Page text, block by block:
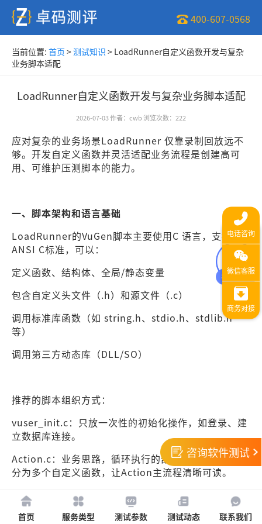
400-607-0568
当前位置: 首页 >测试知识 > LoadRunner自定义函数开发与复杂
业务脚本适配
LoadRunner自定义函数开发与复杂业务脚本适配
2026-07-03作者： cwb 浏览次数： 222
应对复杂的业务场景LoadRunner 仅靠录制回放远不
够。开发自定义函数并灵活适配业务流程是创建高可
用、可维护压测脚本的能力。
一、脚本架构和语言基础
LoadRunner的VuGen脚本主要使用C 语言，支持
ANSI C标准，可以：
定义函数、结构体、全局/静态变量
包含自定义头文件（.h）和源文件（.c）
调用标准库函数（如 string.h、stdio.h、stdlib.h
等）
调用第三方动态库（DLL/SO）
推荐的脚本组织方式：
vuser_init.c：只放一次性的初始化操作，如登录、建
立数据库连接。
Action.c：业务思路，循环执行的部分。复杂思路应拆
分为多个自定义函数，让Action主流程清晰可读。
vuser_end.c：清理工作，如注销、断开连接。
公共函数/常量：放入独立的 .h 和 .c 文件，通过
咨询软件测试
首页 服务类型 测试参数 测试动态 联系我们